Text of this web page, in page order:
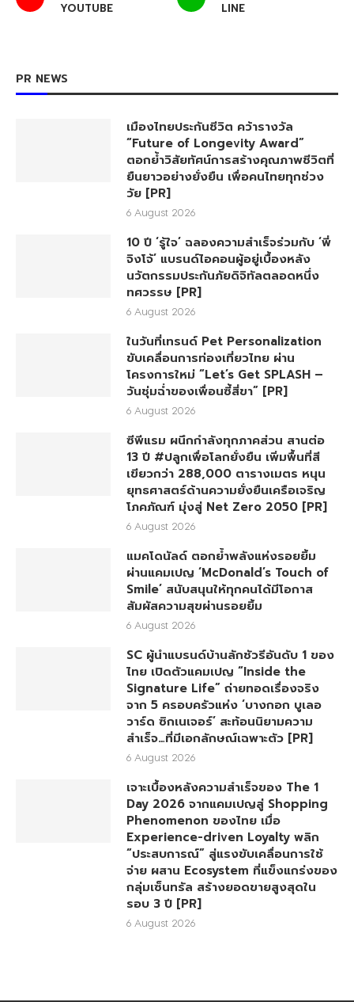
YOUTUBE LINE
PR NEWS
เมืองไทยประกันชีวิต คว้ารางวัล
“Future of Longevity Award”
ตอกย้ำวิสัยทัศน์การสร้างคุณภาพชีวิตที่
ยืนยาวอย่างยั่งยืน เพื่อคนไทยทุกช่วง
วัย [PR]
6 August 2026
10 ปี ‘รู้ใจ’ ฉลองความสำเร็จร่วมกับ ‘พี่
จิงโจ้’ แบรนด์ไอคอนผู้อยู่เบื้องหลัง
นวัตกรรมประกันภัยดิจิทัลตลอดหนึ่ง
ทศวรรษ [PR]
6 August 2026
ในวันที่เทรนด์ Pet Personalization
ขับเคลื่อนการท่องเที่ยวไทย ผ่าน
โครงการใหม่ “Let’s Get SPLASH –
วันชุ่มฉ่ำของเพื่อนซี้สี่ขา” [PR]
6 August 2026
ซีพีแรม ผนึกกำลังทุกภาคส่วน สานต่อ
13 ปี #ปลูกเพื่อโลกยั่งยืน เพิ่มพื้นที่สี
เขียวกว่า 288,000 ตารางเมตร หนุน
ยุทธศาสตร์ด้านความยั่งยืนเครือเจริญ
โภคภัณฑ์ มุ่งสู่ Net Zero 2050 [PR]
6 August 2026
แมคโดนัลด์ ตอกย้ำพลังแห่งรอยยิ้ม
ผ่านแคมเปญ ‘McDonald’s Touch of
Smile’ สนับสนุนให้ทุกคนได้มีโอกาส
สัมผัสความสุขผ่านรอยยิ้ม
6 August 2026
SC ผู้นำแบรนด์บ้านลักชัวรีอันดับ 1 ของ
ไทย เปิดตัวแคมเปญ “Inside the
Signature Life” ถ่ายทอดเรื่องจริง
จาก 5 ครอบครัวแห่ง ‘บางกอก บูเลอ
วาร์ด ซิกเนเจอร์’ สะท้อนนิยามความ
สำเร็จ…ที่มีเอกลักษณ์เฉพาะตัว [PR]
6 August 2026
เจาะเบื้องหลังความสำเร็จของ The 1
Day 2026 จากแคมเปญสู่ Shopping
Phenomenon ของไทย เมื่อ
Experience-driven Loyalty พลิก
“ประสบการณ์” สู่แรงขับเคลื่อนการใช้
จ่าย ผสาน Ecosystem ที่แข็งแกร่งของ
กลุ่มเซ็นทรัล สร้างยอดขายสูงสุดใน
รอบ 3 ปี [PR]
6 August 2026